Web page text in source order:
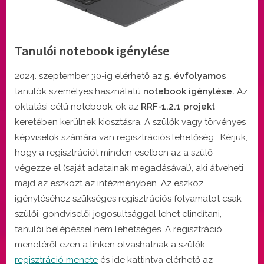
Tanulói notebook igénylése
Posted
szeptember 21, 2024
By
Sebestyén Mónika
2024. szeptember 30-ig elérhető az 5. évfolyamos
tanulók személyes használatú notebook igénylése. Az
oktatási célú notebook-ok az RRF-1.2.1 projekt
keretében kerülnek kiosztásra. A szülők vagy törvényes
képviselők számára van regisztrációs lehetőség. Kérjük,
hogy a regisztrációt minden esetben az a szülő
végezze el (saját adatainak megadásával), aki átveheti
majd az eszközt az intézményben. Az eszköz
igényléséhez szükséges regisztrációs folyamatot csak
szülői, gondviselői jogosultsággal lehet elindítani,
tanulói belépéssel nem lehetséges. A regisztráció
menetéről ezen a linken olvashatnak a szülők:
regisztráció menete és ide kattintva elérhető az